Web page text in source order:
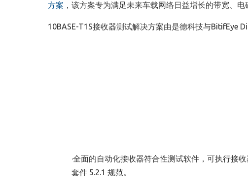
方案 ，该方案专为满足未来车载网络日益增长的带宽、
10BASE-T1S接收器测试解决方案由是德科技与BitifEye
·全面的自动化接收器符合性测试软件，可执行接
套件 5.2.1 规范。